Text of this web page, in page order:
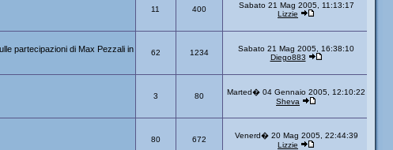
11 400
Sabato 21 Mag 2005, 11:13:17
Lizzie
partecipazioni di Max Pezzali in
62 1234
Sabato 21 Mag 2005, 16:38:10
Diego883
3 80
Marted� 04 Gennaio 2005, 12:10:22
Sheva
80 672
Venerd� 20 Mag 2005, 22:44:39
Lizzie